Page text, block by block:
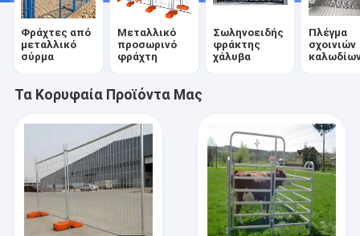
Φράχτες από
μεταλλικό
σύρμα
Μεταλλικό
προσωρινό
φράχτη
Σωληνοειδής
φράκτης
χάλυβα
Πλέγμα
σχοινιών
Τα Κορυφαία Προϊόντα Μας